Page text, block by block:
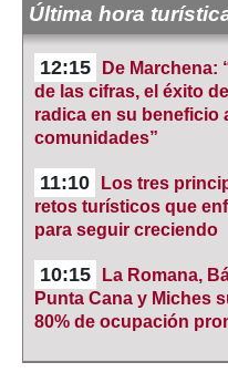
Última hora
12:15
De Marchena:
de las cifras, el éxito
radica en su beneficio
comunidades”
11:10
Los tres
retos turísticos que
para seguir creciendo
10:15
La Romana,
Punta Cana y Miches
80% de ocupación